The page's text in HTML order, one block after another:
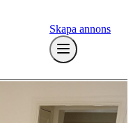
Skapa annons